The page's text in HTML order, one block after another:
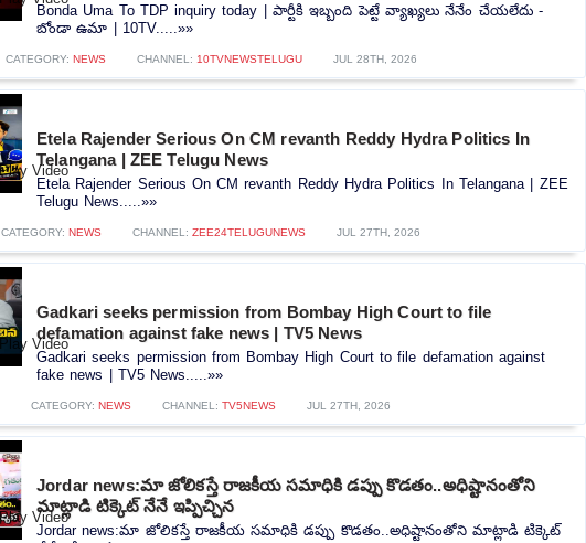
Bonda Uma To TDP inquiry today | పార్టీకి ఇబ్బంది పెట్టే వ్యాఖ్యలు నేనేం చేయలేదు -
బోండా ఉమా | 10TV.....»»
CATEGORY: NEWS CHANNEL: 10TVNEWSTELUGU JUL 28TH, 2026
Etela Rajender Serious On CM revanth Reddy Hydra Politics In
Telangana | ZEE Telugu News
Etela Rajender Serious On CM revanth Reddy Hydra Politics In Telangana | ZEE
Telugu News.....»»
CATEGORY: NEWS CHANNEL: ZEE24TELUGUNEWS JUL 27TH, 2026
Gadkari seeks permission from Bombay High Court to file
defamation against fake news | TV5 News
Gadkari seeks permission from Bombay High Court to file defamation against
fake news | TV5 News.....»»
CATEGORY: NEWS CHANNEL: TV5NEWS JUL 27TH, 2026
Jordar news:మా జోలికస్తే రాజకీయ సమాధికి డప్పు కొడతం..అధిష్టానంతోని
మాట్లాడి టిక్కెట్ నేనే ఇప్పిచ్చిన
Jordar news:మా జోలికస్తే రాజకీయ సమాధికి డప్పు కొడతం..అధిష్టానంతోని మాట్లాడి టిక్కెట్